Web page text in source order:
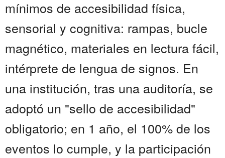
mínimos de accesibilidad física,
sensorial y cognitiva: rampas, bucle
magnético, materiales en lectura fácil,
intérprete de lengua de signos. En
una institución, tras una auditoría, se
adoptó un "sello de accesibilidad"
obligatorio; en 1 año, el 100% de los
eventos lo cumple, y la participación